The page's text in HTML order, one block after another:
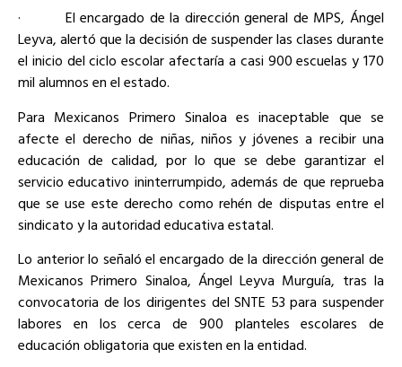
· El encargado de la dirección general de MPS, Ángel
Leyva, alertó que la decisión de suspender las clases durante
el inicio del ciclo escolar afectaría a casi 900 escuelas y 170
mil alumnos en el estado.
Para Mexicanos Primero Sinaloa es inaceptable que se
afecte el derecho de niñas, niños y jóvenes a recibir una
educación de calidad, por lo que se debe garantizar el
servicio educativo ininterrumpido, además de que reprueba
que se use este derecho como rehén de disputas entre el
sindicato y la autoridad educativa estatal.
Lo anterior lo señaló el encargado de la dirección general de
Mexicanos Primero Sinaloa, Ángel Leyva Murguía, tras la
convocatoria de los dirigentes del SNTE 53 para suspender
labores en los cerca de 900 planteles escolares de
educación obligatoria que existen en la entidad.